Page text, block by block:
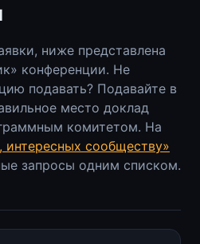
ниже представлена
конференции. Не
подавать? Подавайте в
место доклад
комитетом. На
интересных сообществу»
запросы одним списком.